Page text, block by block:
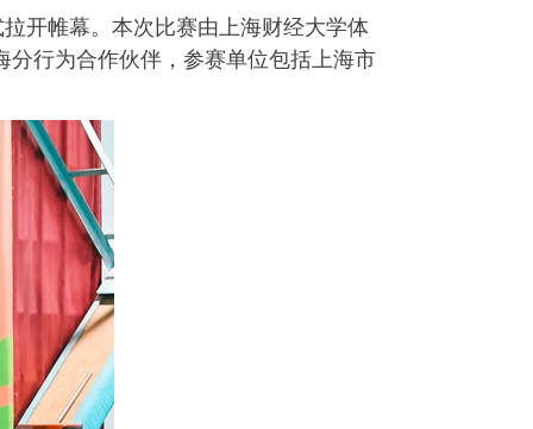
开帷幕。本次比赛由上海财经大学体
行为合作伙伴，参赛单位包括上海市